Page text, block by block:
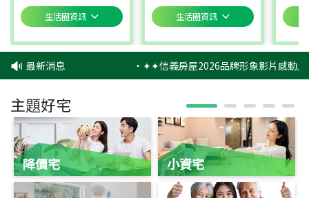
生活圈資訊 生活圈資訊
最新消息 ‧✦✦信義房屋2026品牌形象影片感動上
主題好宅
降價宅 小資宅